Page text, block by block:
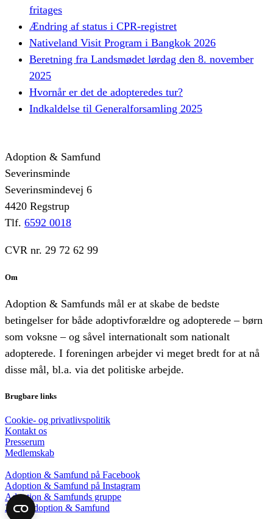
fritages
Ændring af status i CPR-registret
Nativeland Visit Program i Bangkok 2026
Beretning fra Landsmødet lørdag den 8. november
2025
Hvornår er det de adopteredes tur?
Indkaldelse til Generalforsamling 2025
Adoption & Samfund
Severinsminde
Severinsmindevej 6
4420 Regstrup
Tlf. 6592 0018
CVR nr. 29 72 62 99
Om
Adoption & Samfunds mål er at skabe de bedste
betingelser for både adoptivforældre og adopterede – børn
som voksne – og såvel internationalt som nationalt
adopterede. I foreningen arbejder vi meget bredt for at nå
disse mål, bl.a. via det politiske arbejde.
Brugbare links
Cookie- og privatlivspolitik
Kontakt os
Presserum
Medlemskab
Adoption & Samfund på Facebook
Adoption & Samfund på Instagram
Adoption & Samfunds gruppe
2018 Adoption & Samfund